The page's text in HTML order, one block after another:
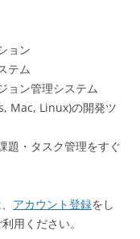
ョン
テム
ョン管理システム
Mac, Linux)の開発ツ
題・タスク管理をすぐ
アカウント登録をし
用ください。